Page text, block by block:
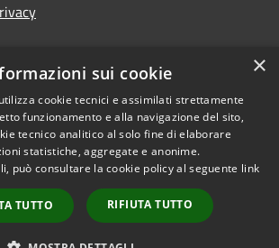
di accessibilità
Copyright © 2026 • Comune di
Municipium•
Accesso
redazione
×
sui cookie
cookie tecnici e assimilati strettamente
funzionamento e alla navigazione del sito,
tecnico analitico al solo fine di elaborare
statistiche, aggregate e anonime.
può consultare la cookie policy al seguente link
TUTTO RIFIUTA TUTTO